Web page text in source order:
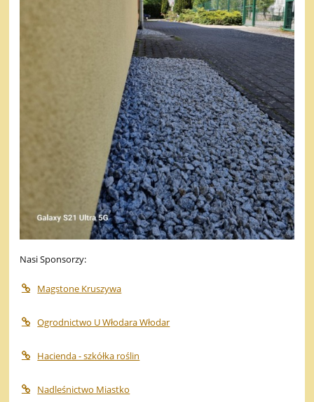
Nasi Sponsorzy:
Magstone Kruszywa
Ogrodnictwo U Włodara Włodar
Hacienda - szkółka roślin
Nadleśnictwo Miastko